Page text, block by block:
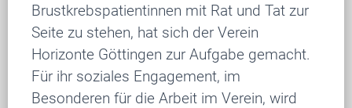
Brustkrebspatientinnen mit Rat und Tat zur
Seite zu stehen, hat sich der Verein
Horizonte Göttingen zur Aufgabe gemacht.
Für ihr soziales Engagement, im
Besonderen für die Arbeit im Verein, wird